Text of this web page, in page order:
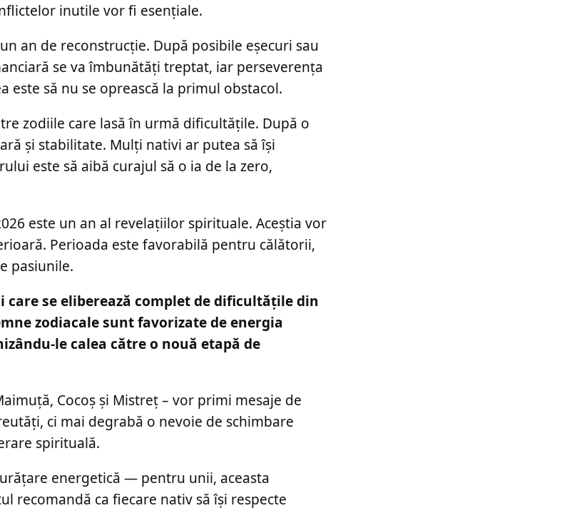
inutile vor fi esențiale.
an de reconstrucție. După posibile eșecuri sau
se va îmbunătăți treptat, iar perseverența
este să nu se oprească la primul obstacol.
zodiile care lasă în urmă dificultățile. După o
și stabilitate. Mulți nativi ar putea să își
este să aibă curajul să o ia de la zero,
este un an al revelațiilor spirituale. Aceștia vor
Perioada este favorabilă pentru călătorii,
pasiunile.
se eliberează complet de dificultățile din
zodiacale sunt favorizate de energia
le calea către o nouă etapă de
Cocoș și Mistreț – vor primi mesaje de
ci mai degrabă o nevoie de schimbare
spirituală.
energetică — pentru unii, aceasta
recomandă ca fiecare nativ să își respecte